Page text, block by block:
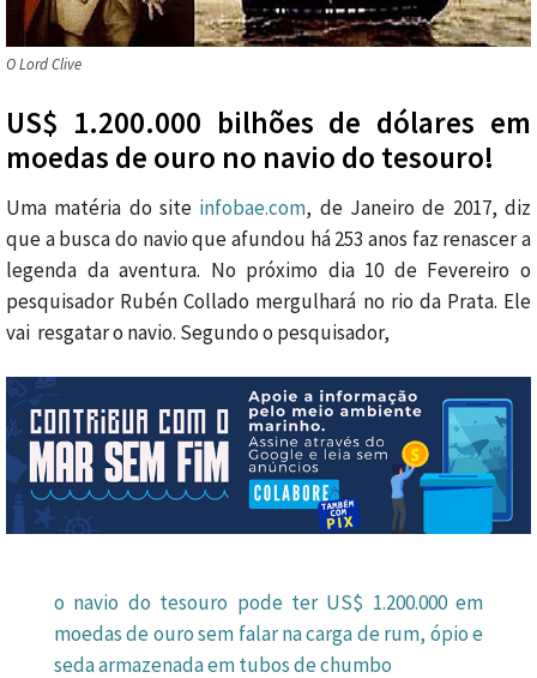
O Lord Clive
US$ 1.200.000 bilhões de dólares em
moedas de ouro no navio do tesouro!
Uma matéria do site infobae.com, de Janeiro de 2017, diz
que a busca do navio que afundou há 253 anos faz renascer a
legenda da aventura. No próximo dia 10 de Fevereiro o
pesquisador Rubén Collado mergulhará no rio da Prata. Ele
vai resgatar o navio. Segundo o pesquisador,
o navio do tesouro pode ter US$ 1.200.000 em
moedas de ouro sem falar na carga de rum, ópio e
seda armazenada em tubos de chumbo